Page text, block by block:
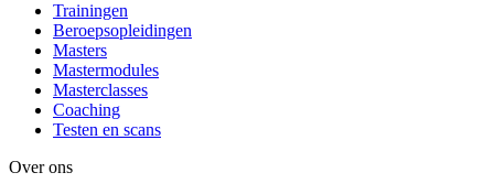
Trainingen
Beroepsopleidingen
Masters
Mastermodules
Masterclasses
Coaching
Testen en scans
Over ons